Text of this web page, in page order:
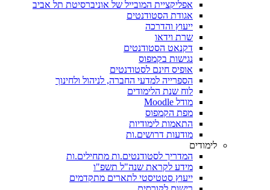
אפליקציית המובייל של אוניברסיטת תל אביב
אגודת הסטודנטים
ייעוץ והדרכה
שרת וידאו
דקנאט הסטודנטים
נגישות בקמפוס
אופיס חינם לסטודנטים
הספרייה למדעי החברה, לניהול ולחינוך
לוח שנת הלימודים
מודל Moodle
מפת הקמפוס
התאמות לימודיות
מודעות דרושים.ות
לימודים
המדריך לסטודנטים.ות מתחילים.ות
מידע לקראת שנה"ל תשפ"ו
ייעוץ סטטיסטי לתארים מתקדמים